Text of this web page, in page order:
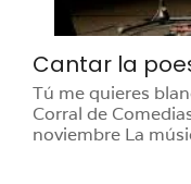
Cantar la
Tú me quieres
Corral de
noviembre La